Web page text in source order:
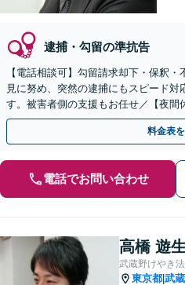
逮捕・勾留の準抗告
【電話相談可】勾留請求却下・保釈
見に努め、突然の逮捕にもスピード対
す。被害者側の支援もお任せ／【夜間
料金表
電話でお問い合わせ
高橋 遊生
武蔵野けやき
東京都 武